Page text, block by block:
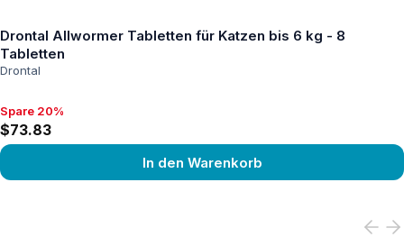
Drontal Allwormer Tabletten für Katzen bis 6 kg - 8
Tabletten
Drontal
Spare 20%, $73.83
Spare 20%
$73.83
In den Warenkorb